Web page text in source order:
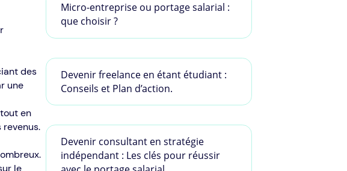
des
une
en
le
Micro-entreprise ou portage salarial :
que choisir ?
Devenir freelance en étant étudiant :
Conseils et Plan d’action.
Devenir consultant en stratégie
indépendant : Les clés pour réussir